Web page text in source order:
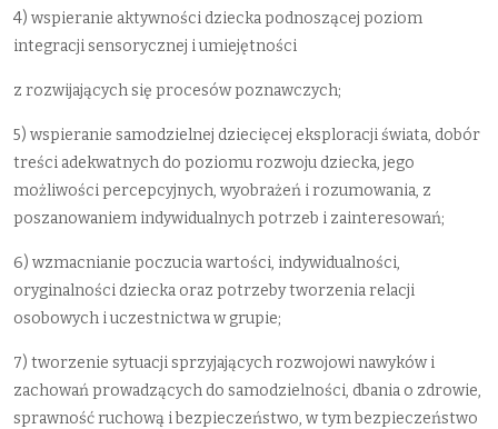
4) wspieranie aktywności dziecka podnoszącej poziom
integracji sensorycznej i umiejętności
z rozwijających się procesów poznawczych;
5) wspieranie samodzielnej dziecięcej eksploracji świata, dobór
treści adekwatnych do poziomu rozwoju dziecka, jego
możliwości percepcyjnych, wyobrażeń i rozumowania, z
poszanowaniem indywidualnych potrzeb i zainteresowań;
6) wzmacnianie poczucia wartości, indywidualności,
oryginalności dziecka oraz potrzeby tworzenia relacji
osobowych i uczestnictwa w grupie;
7) tworzenie sytuacji sprzyjających rozwojowi nawyków i
zachowań prowadzących do samodzielności, dbania o zdrowie,
sprawność ruchową i bezpieczeństwo, w tym bezpieczeństwo